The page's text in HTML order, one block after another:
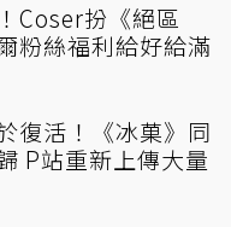
Coser扮《絕區
粉絲福利給好給滿
復活！《冰菓》同
P站重新上傳大量